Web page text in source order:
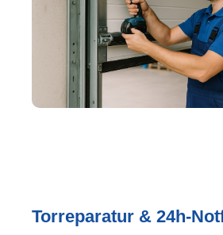
Torreparatur & 24h-